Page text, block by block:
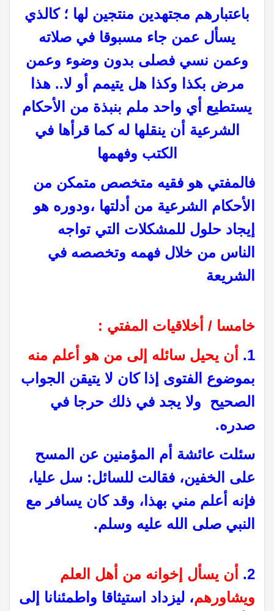
باعتبارهم مجتهدين منتجين لها ؛ كالذي
يسأل عمن جاء مسبوقا في صلاته
وعمن نسي فصلى بدون وضوء وعمن
مرض بكذا وكذا هل يتيمم أو لا.. هذا
يستطيع أي واحد ملم بنبذة من الأحكام
الشرعية أن ينقلها له كما قرأها في
الكتب وفهمها
فالمفتي هو فقيه متخصص متمكن من
الأحكام الشرعية من أدلتها ،ودوره هو
إيجاد حلول للمشكلات التي تواجه
الناس من خلال فهمه وتخصصه في
الشريعة
خامسا / أخلاقيات المفتي :
1.
أن يحيل سائله إلى من هو أعلم منه
بموضوع الفتوى إذا كان لا يتيقن الجواب
الصحيح ولا يجد في ذلك حرجا في
صدره.
سئلت عائشة أم المؤمنين عن المسح
على الخفين، فقالت للسائل: سل عليا،
فإنه أعلم مني بهذا، وقد كان يسافر مع
النبي صلى الله عليه وسلم.
2.
أن يسأل إخوانه من أهل العلم
ويشاورهم، ليزداد استيثاقا واطمئنانا إلى